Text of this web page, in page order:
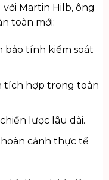
với Martin Hilb, ông
toàn mới:
bảo tính kiểm soát
hợp trong toàn
lược lâu dài.
cảnh thực tế